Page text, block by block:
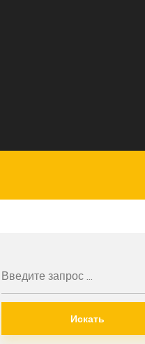
Искать